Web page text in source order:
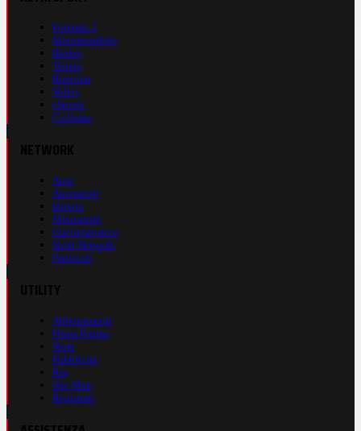
Formula 1
Motomondiale
Basket
Tennis
Running
Volley
eSports
Ciclismo
Auto
Autosprint
Inmoto
Motosprint
Guerinsportivo
Sport Network
Fantacup
Abbonamenti
Prima Pagina
Store
Pubblicità
Rss
Site Map
Registrati